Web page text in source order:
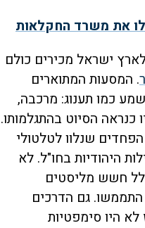
את משרד החקלאות
ישראל מכירים כולם
. המסעות המתוארים
כמו תענוג: מרכבה,
כנראה הסיוט בהתגלמותו.
הפחדים שנלוו לטלטולי
היהודיות בחו"ל. לא
חשש מליסטים
התממשו. גם הדרכים
היו סימפטיות